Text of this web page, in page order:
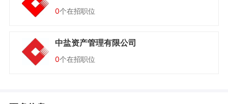
0个在招职位
中盐资产管理有限公司
0个在招职位